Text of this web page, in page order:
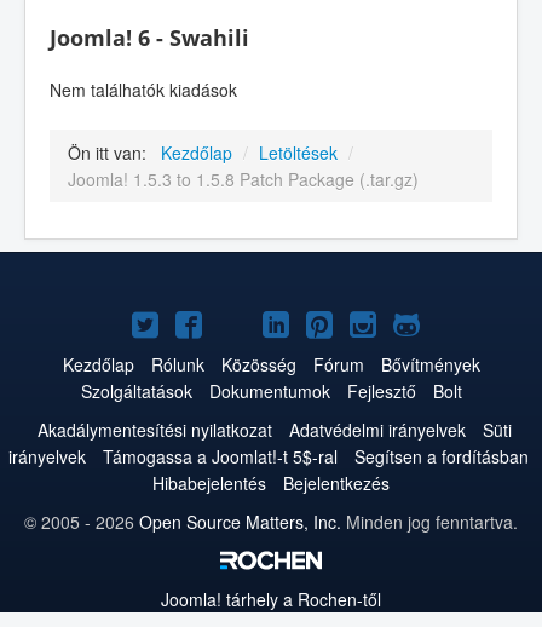
Joomla! 6 - Swahili
Nem találhatók kiadások
Ön itt van: Kezdőlap / Letöltések /
Joomla! 1.5.3 to 1.5.8 Patch Package (.tar.gz)
Joomla!
a
Twitteren
Joomla!
a
Facebookon
Joomla!
a
YouTube-
on
Joomla!
a
LinkedInen
Joomla!
a
Pinteresten
Joomla!
az
Instagramon
Joomla!
a
GitHub-
on
Kezdőlap Rólunk Közösség Fórum
Bővítmények
Szolgáltatások
Dokumentumok Fejlesztő
Bolt
Akadálymentesítési nyilatkozat
Adatvédelmi irányelvek
Süti
irányelvek
Támogassa a Joomlat!-t 5$-ral
Segítsen a fordításban
Hibabejelentés
Bejelentkezés
© 2005 - 2026 Open Source Matters, Inc. Minden jog fenntartva.
Joomla! tárhely a Rochen-től